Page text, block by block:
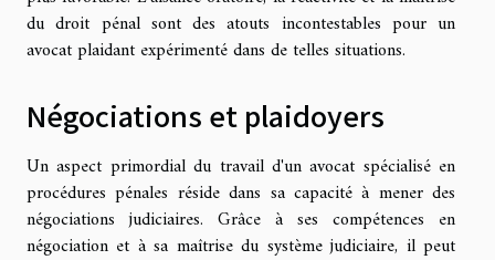
du droit pénal sont des atouts incontestables pour un
avocat plaidant expérimenté dans de telles situations.
Négociations et plaidoyers
Un aspect primordial du travail d'un avocat spécialisé en
procédures pénales réside dans sa capacité à mener des
négociations judiciaires. Grâce à ses compétences en
négociation et à sa maîtrise du système judiciaire, il peut